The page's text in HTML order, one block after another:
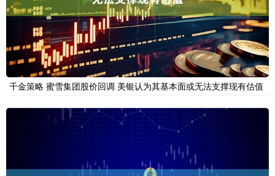
千金策略 蜜雪集团股价回调 美银认为其基本面或无法支撑现有估值